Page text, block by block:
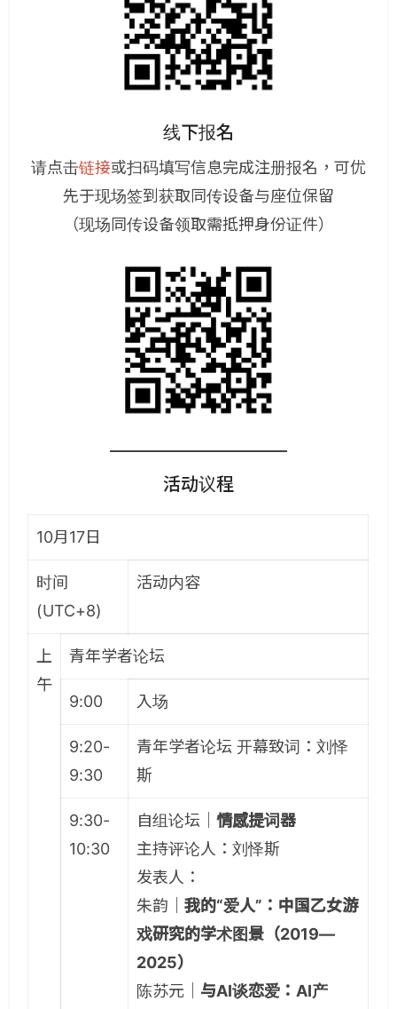
线下报名
请点击链接或扫码填写信息完成注册报名，可优
先于现场签到获取同传设备与座位保留
（现场同传设备领取需抵押身份证件）
活动议程
10月17日
时间
(UTC+8)
活动内容
上
午
青年学者论坛
9:00 入场
9:20-
9:30
青年学者论坛 开幕致词：刘怿
斯
9:30-
10:30
自组论坛｜情感提词器
主持评论人：刘怿斯
发表人：
朱韵｜我的“爱人”：中国乙女游
戏研究的学术图景（2019—
2025）
陈苏元｜ 与AI谈恋爱：AI产